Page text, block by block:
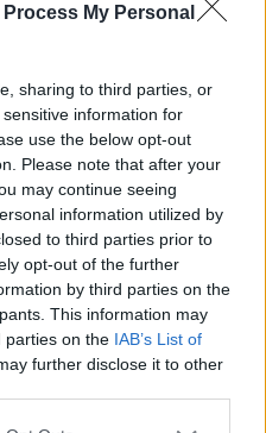
Process My Personal
sharing to third parties, or
information for
use the below opt-out
Please note that after your
may continue seeing
information utilized by
to third parties prior to
opt-out of the further
by third parties on the
This information may
parties on the IAB’s List of
further disclose it to other